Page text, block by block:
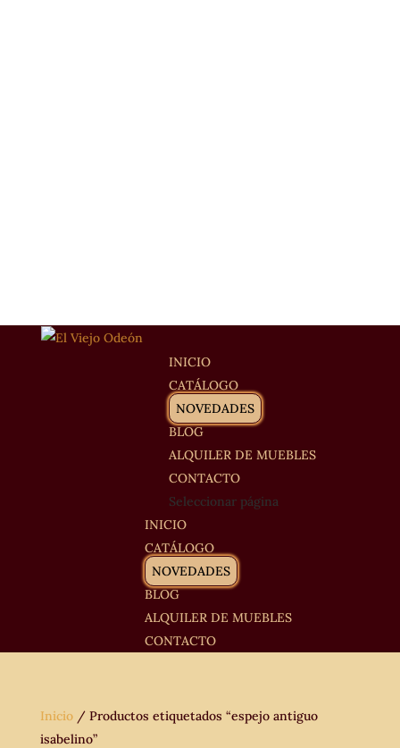
INICIO
CATÁLOGO
NOVEDADES
BLOG
ALQUILER DE MUEBLES
CONTACTO
Seleccionar página
INICIO
CATÁLOGO
NOVEDADES
BLOG
ALQUILER DE MUEBLES
CONTACTO
Inicio/ Productos etiquetados “espejo antiguo
isabelino”